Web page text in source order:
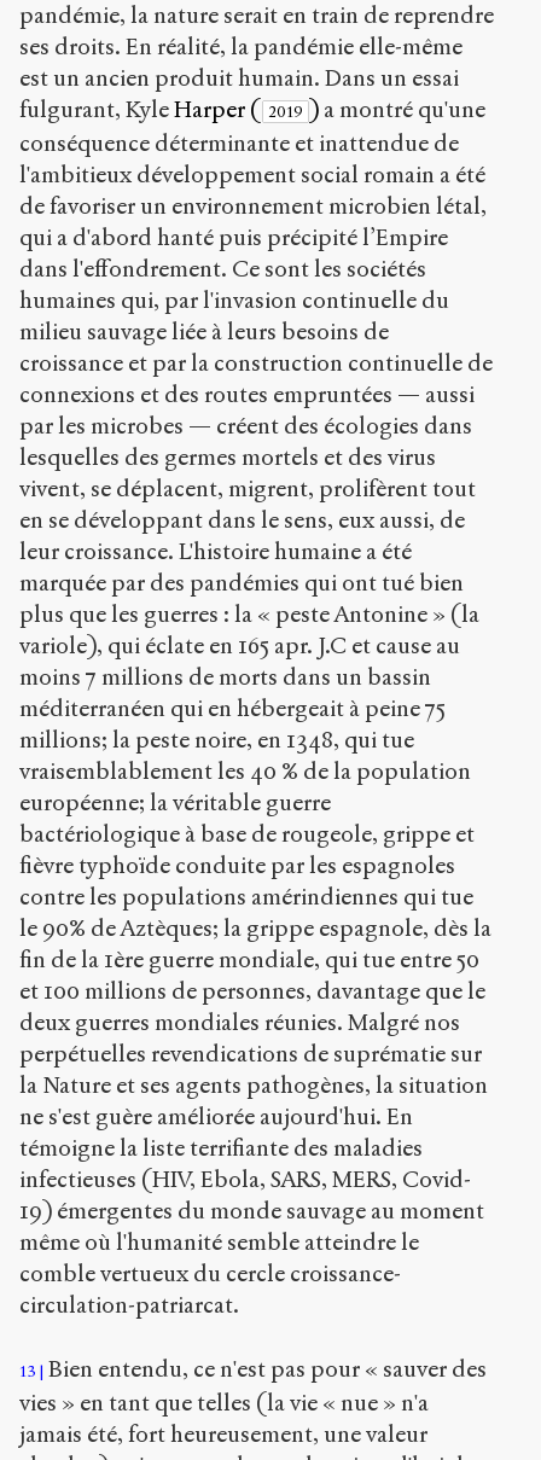
pandémie, la nature serait en train de reprendre
ses droits. En réalité, la pandémie elle-même
est un ancien produit humain. Dans un essai
fulgurant, KyleHarper ( 2019 ) a montré qu'une
conséquence déterminante et inattendue de
l'ambitieux développement social romain a été
de favoriser un environnement microbien létal,
qui a d'abord hanté puis précipité l’Empire
dans l'effondrement. Ce sont les sociétés
humaines qui, par l'invasion continuelle du
milieu sauvage liée à leurs besoins de
croissance et par la construction continuelle de
connexions et des routes empruntées — aussi
par les microbes — créent des écologies dans
lesquelles des germes mortels et des virus
vivent, se déplacent, migrent, prolifèrent tout
en se développant dans le sens, eux aussi, de
leur croissance. L'histoire humaine a été
marquée par des pandémies qui ont tué bien
plus que les guerres : la « peste Antonine » (la
variole), qui éclate en 165 apr. J.C et cause au
moins 7 millions de morts dans un bassin
méditerranéen qui en hébergeait à peine 75
millions; la peste noire, en 1348, qui tue
vraisemblablement les 40 % de la population
européenne; la véritable guerre
bactériologique à base de rougeole, grippe et
fièvre typhoïde conduite par les espagnoles
contre les populations amérindiennes qui tue
le 90% de Aztèques; la grippe espagnole, dès la
fin de la 1ère guerre mondiale, qui tue entre 50
et 100 millions de personnes, davantage que le
deux guerres mondiales réunies. Malgré nos
perpétuelles revendications de suprématie sur
la Nature et ses agents pathogènes, la situation
ne s'est guère améliorée aujourd'hui. En
témoigne la liste terrifiante des maladies
infectieuses (HIV, Ebola, SARS, MERS, Covid-
19) émergentes du monde sauvage au moment
même où l'humanité semble atteindre le
comble vertueux du cercle croissance-
circulation-patriarcat.
13
Bien entendu, ce n'est pas pour « sauver des
vies » en tant que telles (la vie « nue » n'a
jamais été, fort heureusement, une valeur